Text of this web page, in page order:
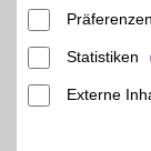
Präferenzen
Statistiken
Externe